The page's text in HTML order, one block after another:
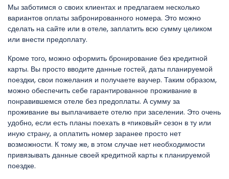
Мы заботимся о своих клиентах и предлагаем несколько
вариантов оплаты забронированного номера. Это можно
сделать на сайте или в отеле, заплатить всю сумму целиком
или внести предоплату.
Кроме того, можно оформить бронирование без кредитной
карты. Вы просто вводите данные гостей, даты планируемой
поездки, свои пожелания и получаете ваучер. Таким образом,
можно обеспечить себе гарантированное проживание в
понравившемся отеле без предоплаты. А сумму за
проживание вы выплачиваете отелю при заселении. Это очень
удобно, если есть планы поехать в «пиковый» сезон в ту или
иную страну, а оплатить номер заранее просто нет
возможности. К тому же, в этом случае нет необходимости
привязывать данные своей кредитной карты к планируемой
поездке.